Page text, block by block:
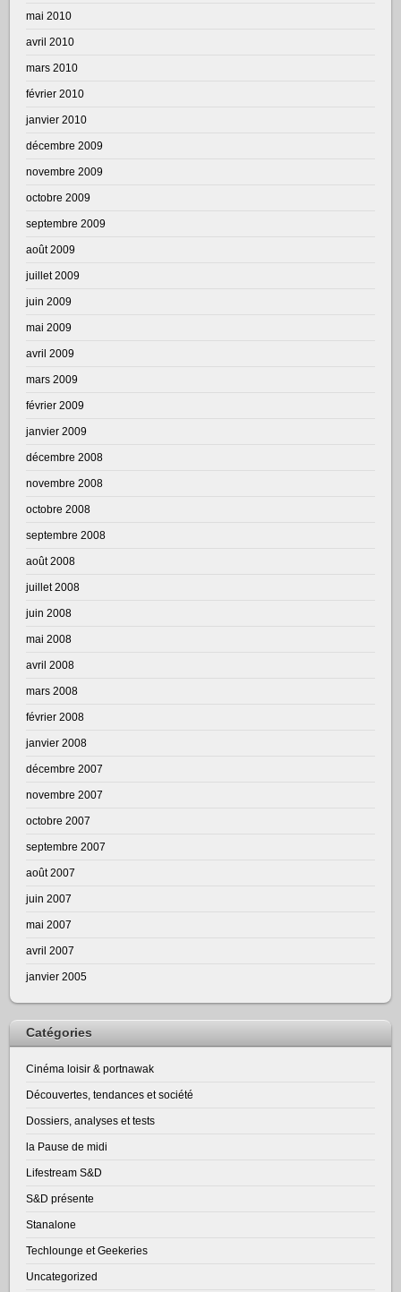
mai 2010
avril 2010
mars 2010
février 2010
janvier 2010
décembre 2009
novembre 2009
octobre 2009
septembre 2009
août 2009
juillet 2009
juin 2009
mai 2009
avril 2009
mars 2009
février 2009
janvier 2009
décembre 2008
novembre 2008
octobre 2008
septembre 2008
août 2008
juillet 2008
juin 2008
mai 2008
avril 2008
mars 2008
février 2008
janvier 2008
décembre 2007
novembre 2007
octobre 2007
septembre 2007
août 2007
juin 2007
mai 2007
avril 2007
janvier 2005
Catégories
Cinéma loisir & portnawak
Découvertes, tendances et société
Dossiers, analyses et tests
la Pause de midi
Lifestream S&D
S&D présente
Stanalone
Techlounge et Geekeries
Uncategorized